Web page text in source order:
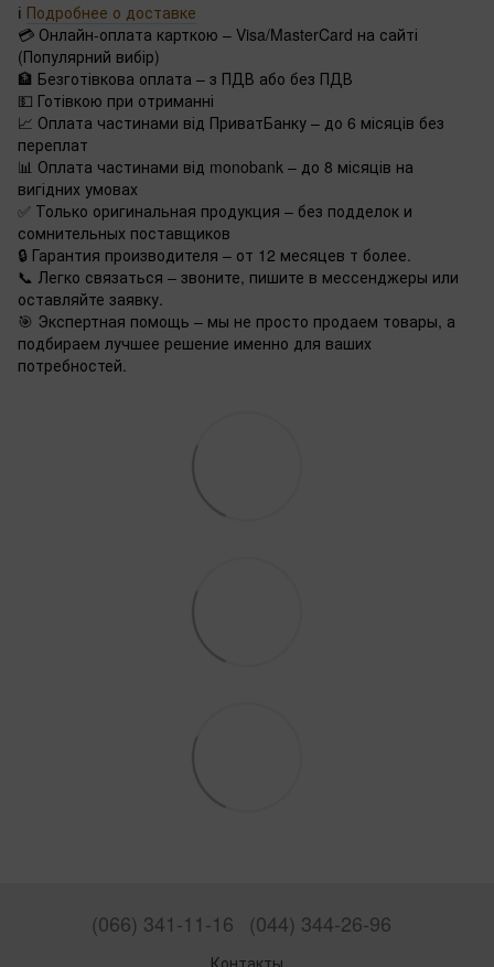
ℹ️ Подробнее о доставке
💳 Онлайн-оплата карткою – Visa/MasterCard на сайті
(Популярний вибір)
🏦 Безготівкова оплата – з ПДВ або без ПДВ
💵 Готівкою при отриманні
📈 Оплата частинами від ПриватБанку – до 6 місяців без
переплат
📊 Оплата частинами від monobank – до 8 місяців на
вигідних умовах
✅ Только оригинальная продукция – без подделок и
сомнительных поставщиков
🔒 Гарантия производителя – от 12 месяцев т более.
📞 Легко связаться – звоните, пишите в мессенджеры или
оставляйте заявку.
🎯 Экспертная помощь – мы не просто продаем товары, а
подбираем лучшее решение именно для ваших
потребностей.
(066) 341-11-16 (044) 344-26-96